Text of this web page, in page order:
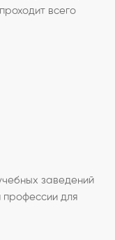
всего
заведений
профессии для